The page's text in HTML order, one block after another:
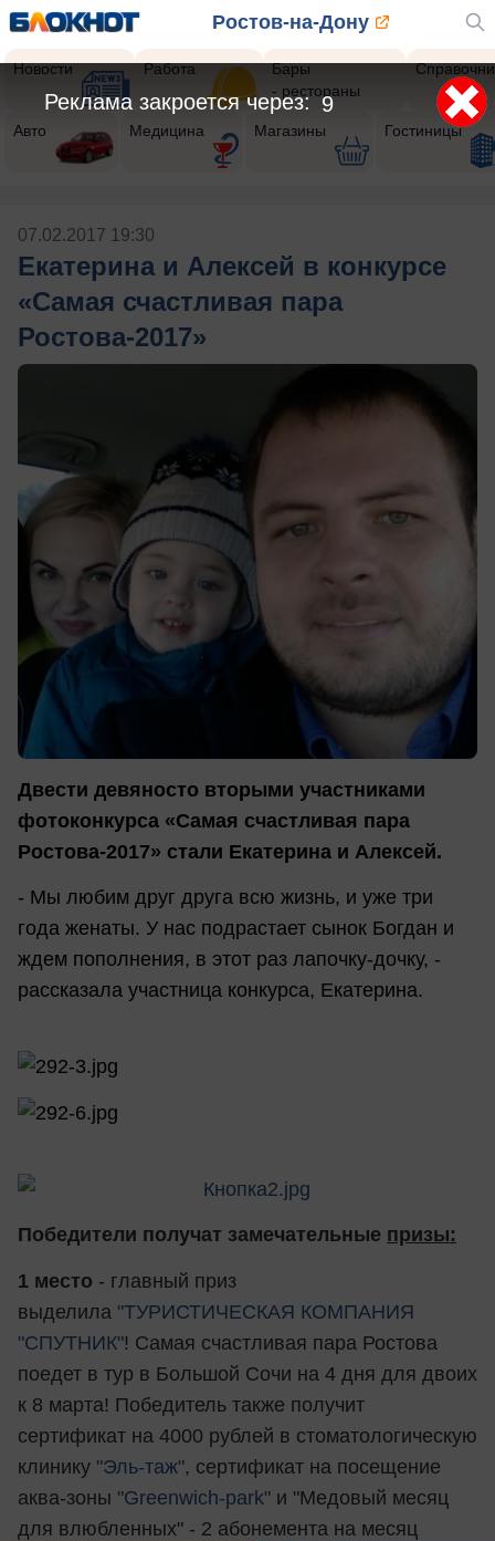
Ростов-на-Дону
Новости Работа
Бары
- рестораны
Авто Медицина Магазины Гостиницы
07.02.2017 19:30
Екатерина и Алексей в конкурсе
«Самая счастливая пара
Ростова-2017»
Двести девяносто вторыми участниками
фотоконкурса «Самая счастливая пара
Ростова-2017» стали Екатерина и Алексей.
- Мы любим друг друга всю жизнь, и уже три
года женаты. У нас подрастает сынок Богдан и
ждем пополнения, в этот раз лапочку-дочку, -
рассказала участница конкурса, Екатерина.
Победители получат замечательные призы:
1 место - главный приз
выделила "ТУРИСТИЧЕСКАЯ КОМПАНИЯ
"СПУТНИК"! Самая счастливая пара Ростова
поедет в тур в Большой Сочи на 4 дня для двоих
к 8 марта! Победитель также получит
сертификат на 4000 рублей в стоматологическую
клинику "Эль-таж", сертификат на посещение
аква-зоны "Greenwich-park" и "Медовый месяц
для влюбленных" - 2 абонемента на месяц
9
Реклама закроется через: